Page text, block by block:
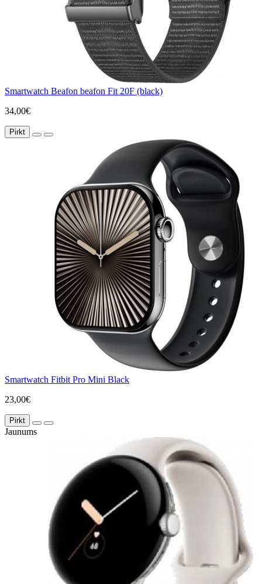
Smartwatch Beafon beafon Fit 20F (black)
34,00€
Pirkt
Smartwatch Fitbit Pro Mini Black
23,00€
Pirkt
Jaunums